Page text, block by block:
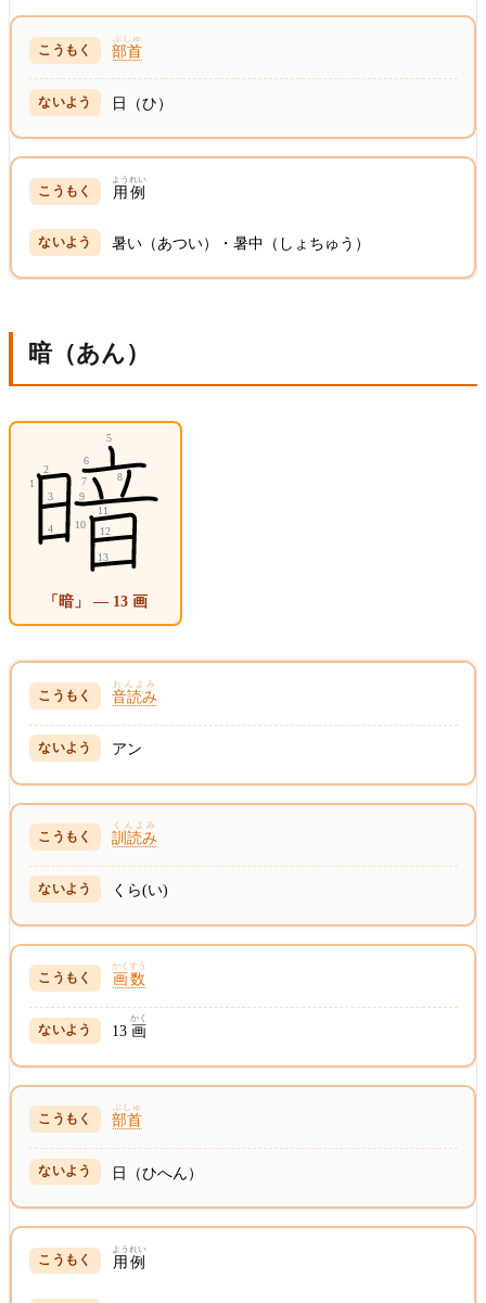
部首
ぶしゅ
日（ひ）
用例
ようれい
暑い（あつい）・暑中（しょちゅう）
暗（あん）
「暗」 — 13 画
音読み
おんよみ
アン
訓読み
くんよみ
くら(い)
画数
かくすう
13 画
かく
部首
ぶしゅ
日（ひへん）
用例
ようれい